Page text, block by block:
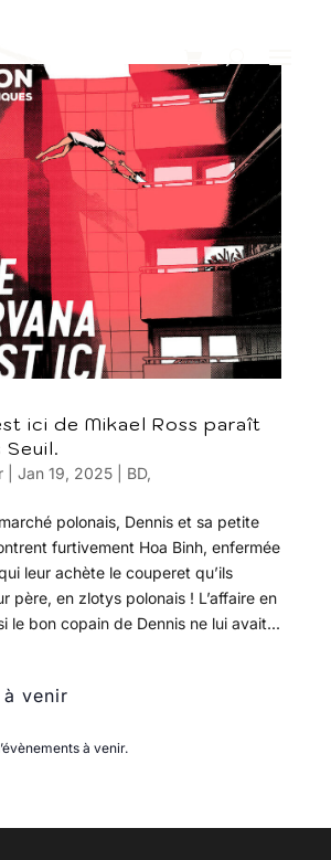
ici de Mikael Ross paraît
Seuil.
| Jan 19, 2025| BD,
polonais, Dennis et sa petite
furtivement Hoa Binh, enfermée
leur achète le couperet qu’ils
père, en zlotys polonais ! L’affaire en
le bon copain de Dennis ne lui avait...
à venir
à venir.